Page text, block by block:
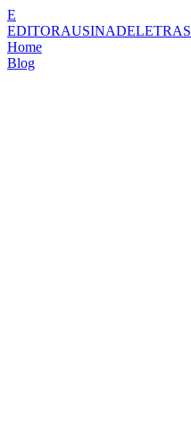
E
EDITORAUSINADELETRAS
Home
Blog